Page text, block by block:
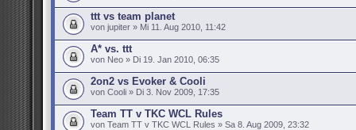
ttt vs team planet
von jupiter » Mi 11. Aug 2010, 11:42
A* vs. ttt
von Neo » Di 19. Jan 2010, 06:35
2on2 vs Evoker & Cooli
von Cooli » Di 3. Nov 2009, 17:35
Team TT v TKC WCL Rules
von Team TT v TKC WCL Rules » Sa 8. Aug 2009, 23:32